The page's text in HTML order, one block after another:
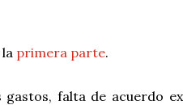
primera parte.
gastos, falta de acuerdo